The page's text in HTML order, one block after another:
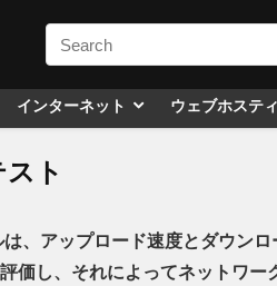
インターネット ウェブホステ
ト
、アップロード速度とダウン
価し、それによってネットワ